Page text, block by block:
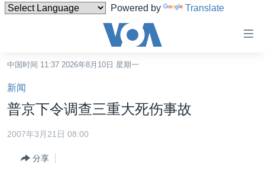
Powered by Translate
碍
链
接
转
中国
港澳
中国时间 11:37 2026年8月10日 星期一
新闻
普京下令调查三重大死伤事故
2007年3月21日 08:00
分享